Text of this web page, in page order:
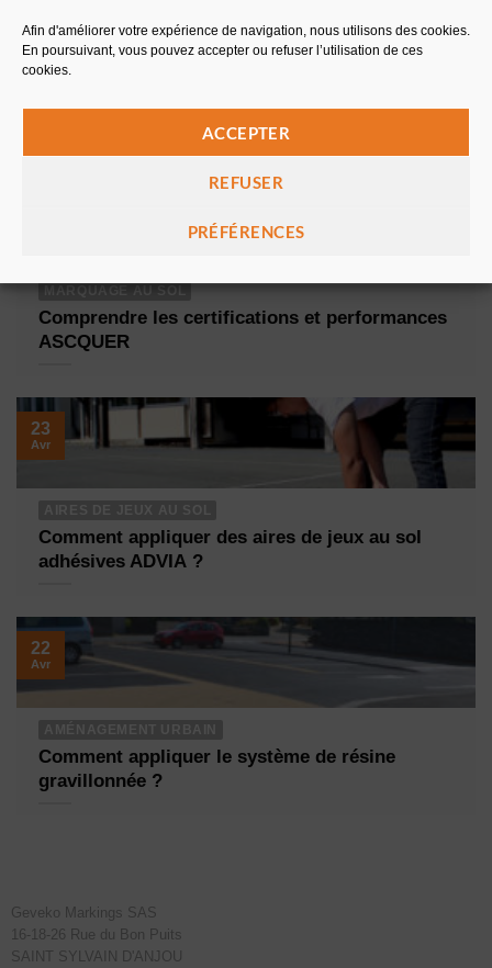
Afin d'améliorer votre expérience de navigation, nous utilisons des cookies.
En poursuivant, vous pouvez accepter ou refuser l’utilisation de ces
cookies.
ACCEPTER
REFUSER
PRÉFÉRENCES
MARQUAGE AU SOL
Comprendre les certifications et performances
ASCQUER
Comment appliquer des aires de jeux au sol
adhésives ADVIA ?
23
Avr
Comment appliquer le système de résine
gravillonnée ?
22
Avr
Geveko Markings SAS
16-18-26 Rue du Bon Puits
SAINT SYLVAIN D'ANJOU